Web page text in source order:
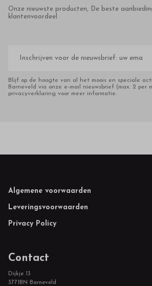
Onze nieuwste producten, De beste
klantenvoordeel
mailadres
Blijf op de hoogte van al het moois en speciale
Barneveld via onze e-mail nieuwsbrief (max. 2 per
privacyverklaring voor meer informatie.
Footer
Algemene voorwaarden
Leveringsvoorwaarden
Privacy Policy
Contact
Dijkje 13
3771BN Barneveld